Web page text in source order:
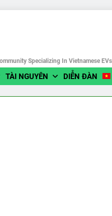
Specializing In Vietnamese EVs
TÀI NGUYÊN DIỄN ĐÀN